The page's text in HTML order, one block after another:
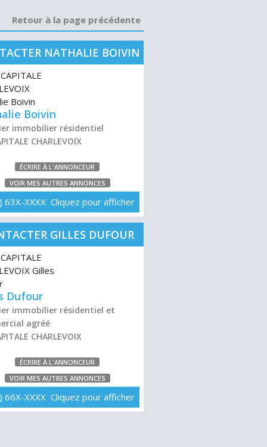
Retour à la page précédente
NATHALIE BOIVIN
Boivin
immobilier résidentiel
CHARLEVOIX
ÉCRIRE À L'ANNONCEUR
VOIR MES AUTRES ANNONCES
63X-XXXX Cliquez pour afficher
GILLES DUFOUR
Dufour
immobilier résidentiel et
agréé
CHARLEVOIX
ÉCRIRE À L'ANNONCEUR
VOIR MES AUTRES ANNONCES
66X-XXXX Cliquez pour afficher